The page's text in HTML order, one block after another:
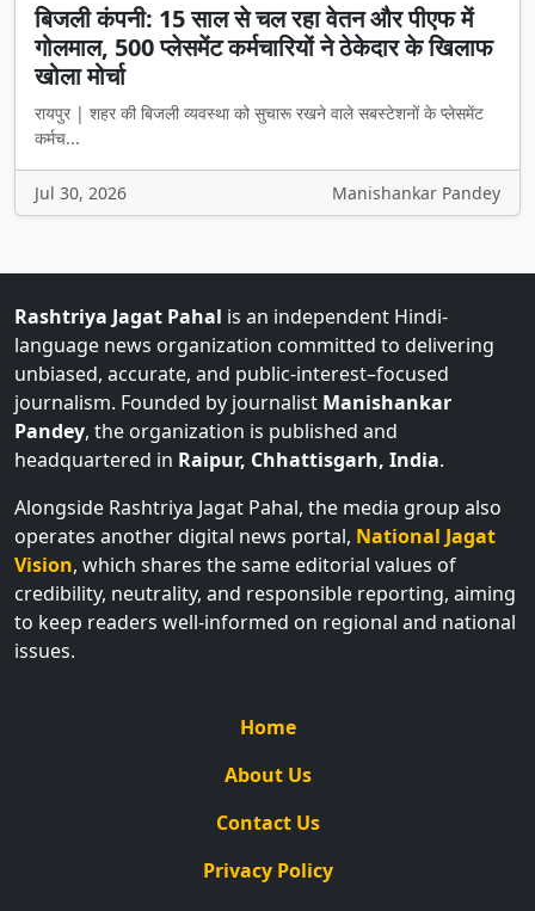
बिजली कंपनी: 15 साल से चल रहा वेतन और पीएफ में
गोलमाल, 500 प्लेसमेंट कर्मचारियों ने ठेकेदार के खिलाफ
खोला मोर्चा
रायपुर | शहर की बिजली व्यवस्था को सुचारू रखने वाले सबस्टेशनों के प्लेसमेंट
कर्मच...
Jul 30, 2026 Manishankar Pandey
Rashtriya Jagat Pahal is an independent Hindi-
language news organization committed to delivering
unbiased, accurate, and public-interest–focused
journalism. Founded by journalist Manishankar
Pandey, the organization is published and
headquartered in Raipur, Chhattisgarh, India.
Alongside Rashtriya Jagat Pahal, the media group also
operates another digital news portal, National Jagat
Vision, which shares the same editorial values of
credibility, neutrality, and responsible reporting, aiming
to keep readers well-informed on regional and national
issues.
Home
About Us
Contact Us
Privacy Policy